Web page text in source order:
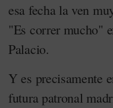
esa fecha la ven
"Es correr mucho"
Palacio.
Y es precisamente
futura patronal